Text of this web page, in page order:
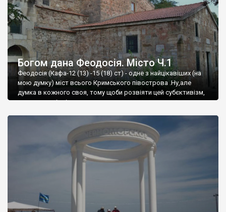
Богом дана Феодосія. Місто Ч.1
Феодосія (Кафа-12 (13) -15 (18) ст) - одне з найцікавіших (на
мою думку) міст всього Кримського півострова .Ну,але
думка в кожного своя, тому щоби розвіяти цей субєктивізм,
запрошую відвідати це